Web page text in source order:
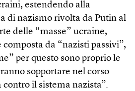
estendendo alla
di nazismo rivolta da Putin al
delle “masse” ucraine,
composta da “nazisti passivi”,
per questo sono proprio le
sopportare nel corso
il sistema nazista”.